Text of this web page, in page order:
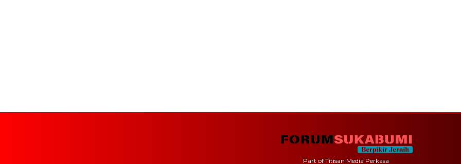
Part of Titisan Media Perkasa